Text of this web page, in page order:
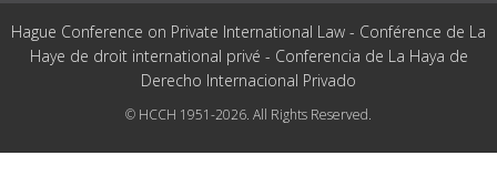
Hague Conference on Private International Law - Conférence de La
Haye de droit international privé - Conferencia de La Haya de
Derecho Internacional Privado
© HCCH 1951-2026. All Rights Reserved.